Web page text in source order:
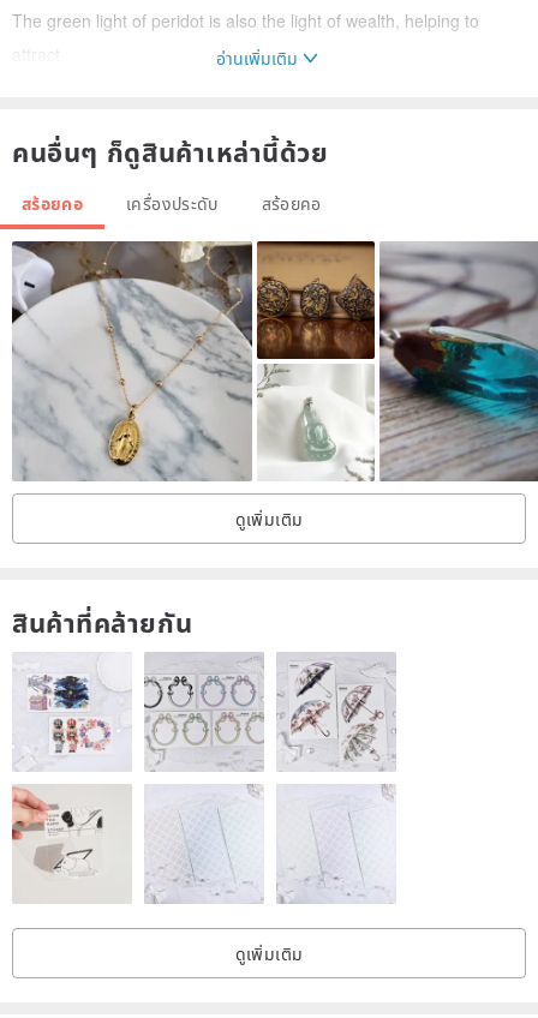
The green light of peridot is also the light of wealth, helping to
negative energy, bringing fresh, cheerful positive energy, calming
nerves, and promoting restful sleep.
Friendly reminder: Natural crystals may have inclusions, irregular
cuts/shapes, white flocculent inclusions, etc.
Handmade in HK
II Shipping II
Hong Kong: SF Express (fee pay on delivery)
อ่านเพิ่มเติม
คนอื่นๆ ก็ดูสินค้าเหล่านี้ด้วย
สร้อยคอ เครื่องประดับ สร้อยคอ
ดูเพิ่มเติม
สินค้าที่คล้ายกัน
ดูเพิ่มเติม